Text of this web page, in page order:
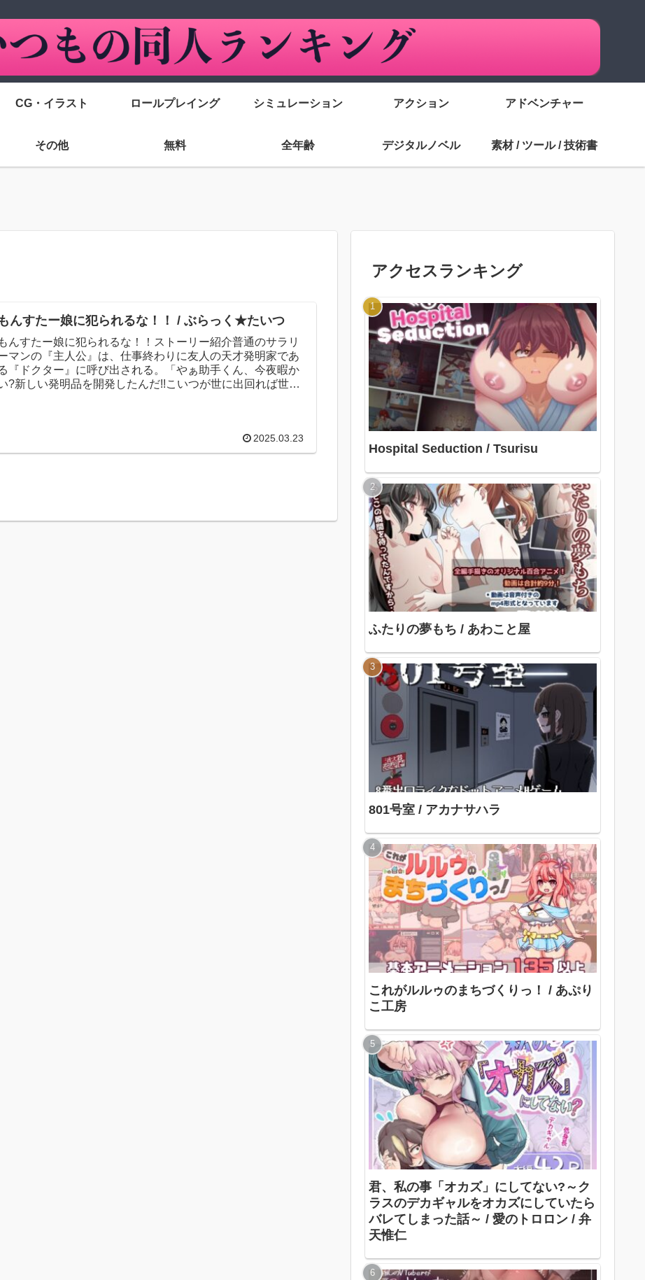
CG・イラスト ロールプレイング シミュレーション アクション アドベンチャー
その他 無料 全年齢 デジタルノベル 素材 / ツール / 技術書
もんすたー娘に犯られるな！！ / ぶらっく★たいつ
もんすたー娘に犯られるな！！ストーリー紹介普通のサラリ
マンの『主人公』は、仕事終わりに友人の天才発明家であ
『ドクター』に呼び出される。「やぁ助手くん、今夜暇か
?新しい発明品を開発したんだ!!こいつが世に出回れば世界
2025.03.23
アクセスランキング
Hospital Seduction / Tsurisu
ふたりの夢もち / あわこと屋
801号室 / アカナサハラ
これがルルゥのまちづくりっ！ / あぷり
こ工房
君、私の事「オカズ」にしてない?～ク
ラスのデカギャルをオカズにしていたら
バレてしまった話～ / 愛のトロロン / 弁
天惟仁